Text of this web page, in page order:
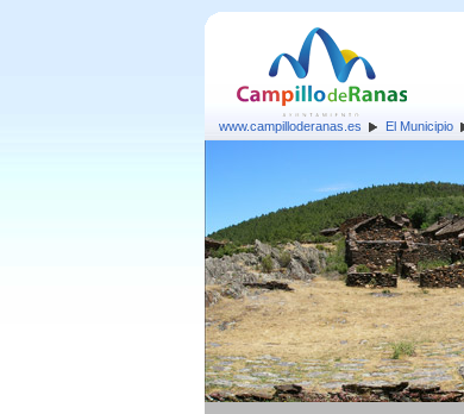
www.campilloderanas.es El Municipio